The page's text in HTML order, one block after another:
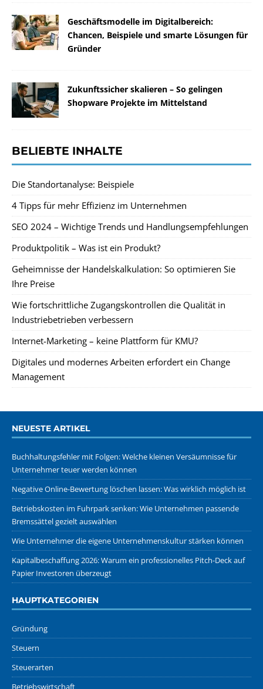
Geschäftsmodelle im Digitalbereich:
Chancen, Beispiele und smarte Lösungen für
Gründer
Zukunftssicher skalieren – So gelingen
Shopware Projekte im Mittelstand
BELIEBTE INHALTE
Die Standortanalyse: Beispiele
4 Tipps für mehr Effizienz im Unternehmen
SEO 2024 – Wichtige Trends und Handlungsempfehlungen
Produktpolitik – Was ist ein Produkt?
Geheimnisse der Handelskalkulation: So optimieren Sie
Ihre Preise
Wie fortschrittliche Zugangskontrollen die Qualität in
Industriebetrieben verbessern
Internet-Marketing – keine Plattform für KMU?
Digitales und modernes Arbeiten erfordert ein Change
Management
NEUESTE ARTIKEL
Buchhaltungsfehler mit Folgen: Welche kleinen Versäumnisse für
Unternehmer teuer werden können
Negative Online-Bewertung löschen lassen: Was wirklich möglich ist
Betriebskosten im Fuhrpark senken: Wie Unternehmen passende
Bremssättel gezielt auswählen
Wie Unternehmer die eigene Unternehmenskultur stärken können
Kapitalbeschaffung 2026: Warum ein professionelles Pitch-Deck auf
Papier Investoren überzeugt
HAUPTKATEGORIEN
Gründung
Steuern
Steuerarten